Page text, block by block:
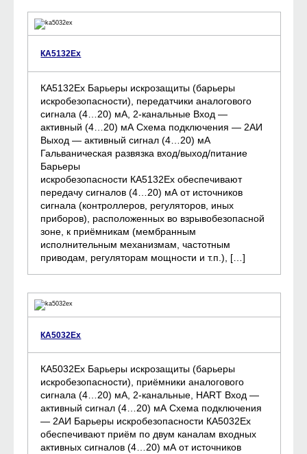
КА5132Ех
КА5132Ех Барьеры искрозащиты (барьеры
искробезопасности), передатчики аналогового
сигнала (4…20) мА, 2-канальные Вход —
активный (4…20) мА Схема подключения — 2АИ
Выход — активный сигнал (4…20) мА
Гальваническая развязка вход/выход/питание
Барьеры
искробезопасности КА5132Ех обеспечивают
передачу сигналов (4…20) мА от источников
сигнала (контроллеров, регуляторов, иных
приборов), расположенных во взрывобезопасной
зоне, к приёмникам (мембранным
исполнительным механизмам, частотным
приводам, регуляторам мощности и т.п.), […]
КА5032Ех
КА5032Ех Барьеры искрозащиты (барьеры
искробезопасности), приёмники аналогового
сигнала (4…20) мА, 2-канальные, HART Вход —
активный сигнал (4…20) мА Схема подключения
— 2АИ Барьеры искробезопасности КА5032Ех
обеспечивают приём по двум каналам входных
активных сигналов (4…20) мА от источников